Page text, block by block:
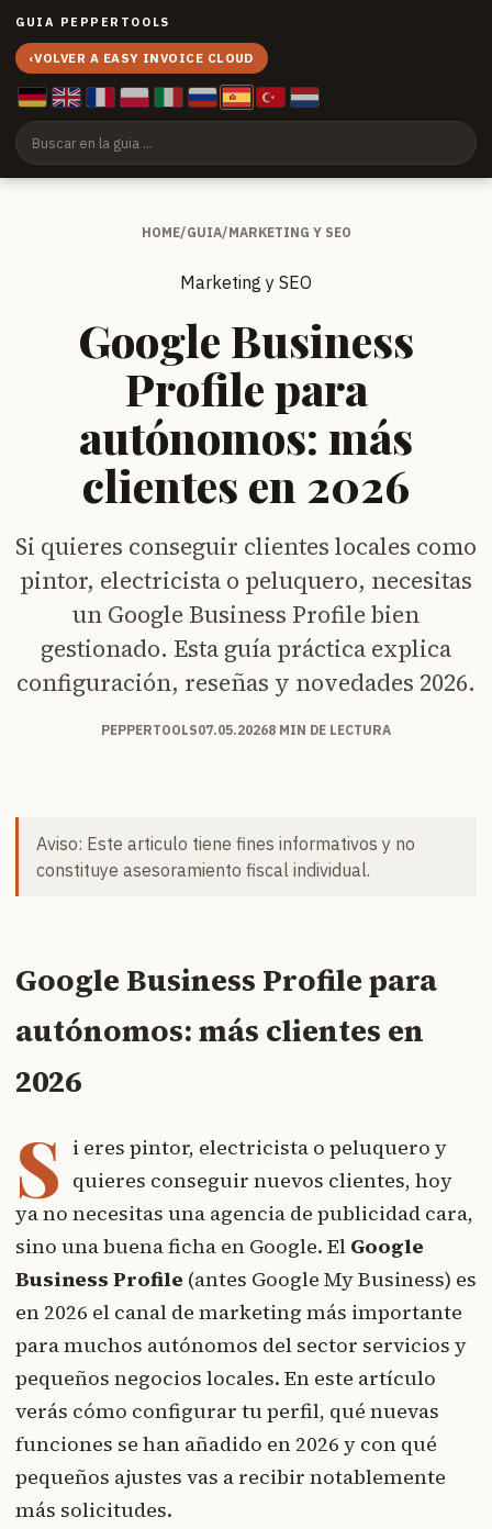
GUIA PEPPERTOOLS
‹VOLVER A EASY INVOICE CLOUD
HOME/GUIA/MARKETING Y SEO
Marketing y SEO
Google Business
Profile para
autónomos: más
clientes en 2026
Si quieres conseguir clientes locales como
pintor, electricista o peluquero, necesitas
un Google Business Profile bien
gestionado. Esta guía práctica explica
configuración, reseñas y novedades 2026.
PEPPERTOOLS07.05.20268 MIN DE LECTURA
Aviso: Este articulo tiene fines informativos y no
constituye asesoramiento fiscal individual.
Google Business Profile para
autónomos: más clientes en
2026
S i eres pintor, electricista o peluquero y
quieres conseguir nuevos clientes, hoy
ya no necesitas una agencia de publicidad cara,
sino una buena ficha en Google. El Google
Business Profile (antes Google My Business) es
en 2026 el canal de marketing más importante
para muchos autónomos del sector servicios y
pequeños negocios locales. En este artículo
verás cómo configurar tu perfil, qué nuevas
funciones se han añadido en 2026 y con qué
pequeños ajustes vas a recibir notablemente
más solicitudes.